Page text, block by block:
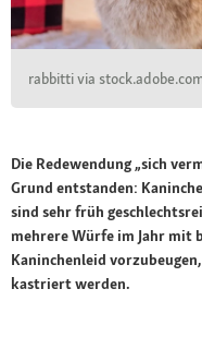
rabbitti via
Die Redewendung „sich
Grund entstanden:
sind sehr früh
mehrere Würfe im Jahr mit
Kaninchenleid
kastriert werden.